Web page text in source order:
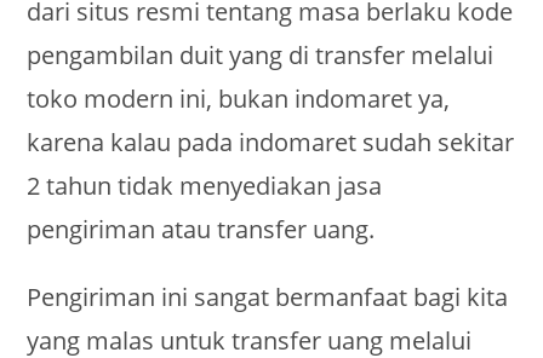
dari situs resmi tentang masa berlaku kode
pengambilan duit yang di transfer melalui
toko modern ini, bukan indomaret ya,
karena kalau pada indomaret sudah sekitar
2 tahun tidak menyediakan jasa
pengiriman atau transfer uang.
Pengiriman ini sangat bermanfaat bagi kita
yang malas untuk transfer uang melalui